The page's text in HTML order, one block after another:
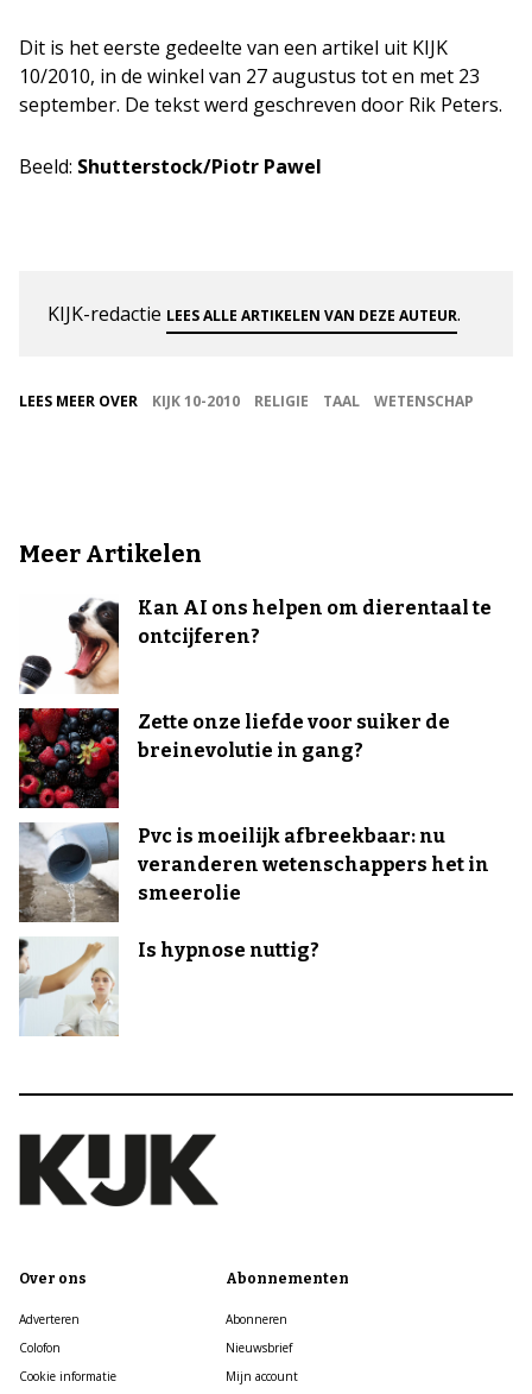
Dit is het eerste gedeelte van een artikel uit KIJK
10/2010, in de winkel van 27 augustus tot en met 23
september. De tekst werd geschreven door Rik Peters.
Beeld: Shutterstock/Piotr Pawel
KIJK-redactie LEES ALLE ARTIKELEN VAN DEZE AUTEUR.
LEES MEER OVER KIJK 10-2010 RELIGIE TAAL WETENSCHAP
Meer Artikelen
Kan AI ons helpen om dierentaal te
ontcijferen?
Zette onze liefde voor suiker de
breinevolutie in gang?
Pvc is moeilijk afbreekbaar: nu
veranderen wetenschappers het in
smeerolie
Is hypnose nuttig?
Over ons
Adverteren
Colofon
Cookie informatie
Abonnementen
Abonneren
Nieuwsbrief
Mijn account